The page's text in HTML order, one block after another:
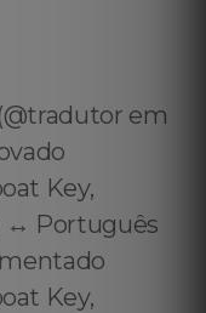
em
Key,
↔️ Português
Key,